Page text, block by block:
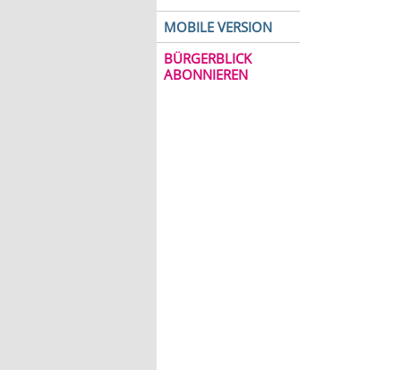
MOBILE VERSION
BÜRGERBLICK
ABONNIEREN